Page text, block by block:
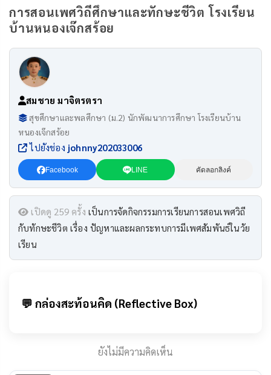
การสอนเพศวิถีศึกษาและทักษะชีวิต โรงเรียน
บ้านหนองเจ๊กสร้อย
สมชาย มาจิตรตรา
สุขศึกษาและพลศึกษา (ม.2) นักพัฒนาการศึกษา โรงเรียนบ้าน
หนองเจ๊กสร้อย
ไปยังช่อง johnny202033006
Facebook LINE คัดลอกลิงค์
เปิดดู 259 ครั้ง เป็นการจัดกิจกรรมการเรียนการสอนเพศวิถี
กับทักษะชีวิต เรื่อง ปัญหาและผลกระทบการมีเพศสัมพันธ์ในวัย
เรียน
💬 กล่องสะท้อนคิด (Reflective Box)
ยังไม่มีความคิดเห็น